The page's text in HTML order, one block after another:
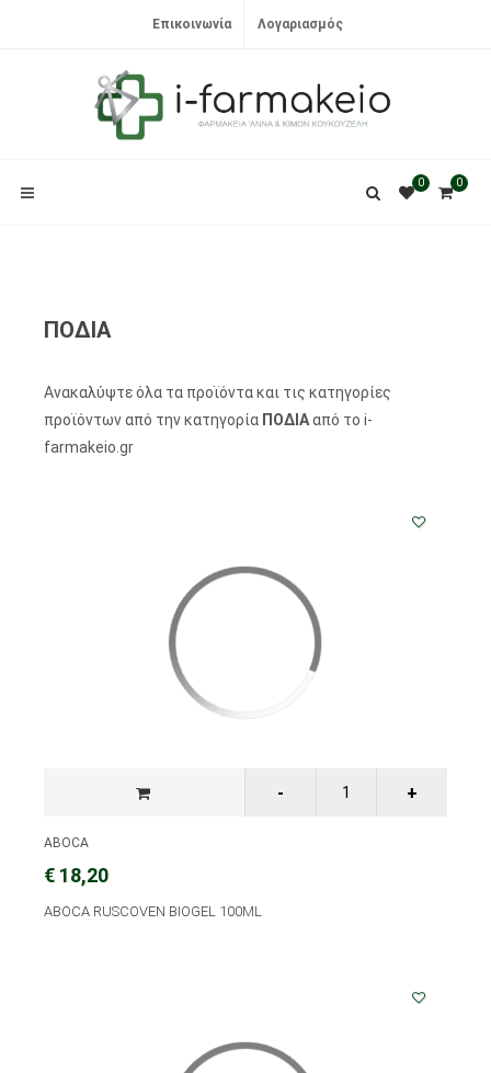
Επικοινωνία Λογαριασμός
0
0
ΠΟΔΙΑ
Ανακαλύψτε όλα τα προϊόντα και τις κατηγορίες
προϊόντων από την κατηγορία ΠΟΔΙΑαπό το i-
farmakeio.gr
ABOCA
€ 18,20
ABOCA RUSCOVEN BIOGEL 100ML